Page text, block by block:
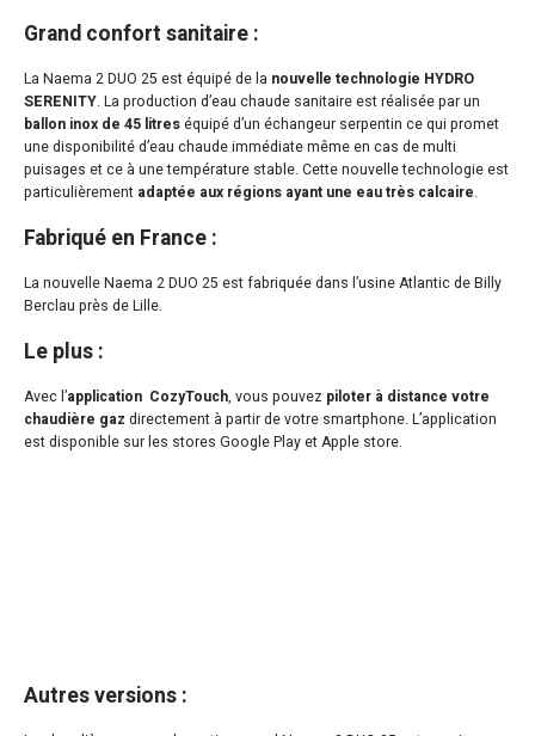
Grand confort sanitaire :
La Naema 2 DUO 25 est équipé de la nouvelle technologie HYDRO
SERENITY. La production d’eau chaude sanitaire est réalisée par un
ballon inox de 45 litreséquipé d’un échangeur serpentin ce qui promet
une disponibilité d’eau chaude immédiate même en cas de multi
puisages et ce à une température stable. Cette nouvelle technologie est
particulièrement adaptée aux régions ayant une eau très calcaire.
Fabriqué en France :
La nouvelle Naema 2 DUO 25 est fabriquée dans l’usine Atlantic de Billy
Berclau près de Lille.
Le plus :
Avec l’application CozyTouch, vous pouvez piloter à distance votre
chaudière gaz directement à partir de votre smartphone. L’application
est disponible sur les stores Google Play et Apple store.
Autres versions :